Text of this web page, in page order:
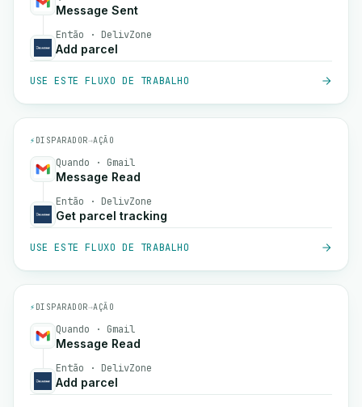
Message Sent
Então · DelivZone
Add parcel
USE ESTE FLUXO DE TRABALHO
⚡ DISPARADOR→AÇÃO
Quando · Gmail
Message Read
Então · DelivZone
Get parcel tracking
USE ESTE FLUXO DE TRABALHO
⚡ DISPARADOR→AÇÃO
Quando · Gmail
Message Read
Então · DelivZone
Add parcel